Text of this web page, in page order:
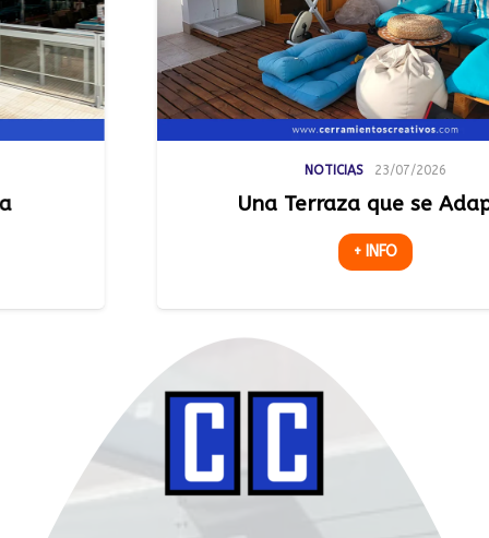
23/07/2026
Una Terraza que se Adapta